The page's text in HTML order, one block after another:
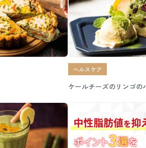
ヘルスケア
ケールチーズのリンゴの